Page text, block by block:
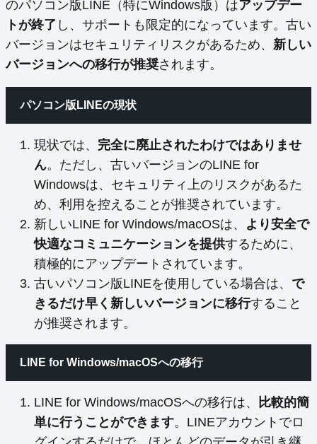
のパソコン版LINE（特にWindows版）はアップデー
トが終了 し、サポートも限定的になっています。古い
バージョンはセキュリティリスクがあるため、 新しい
バージョンへの移行が推奨されます。
パソコン版LINEの現状
現状では、 完全に廃止されたわけではありませ
ん。ただし、古いバージョンのLINE for
Windowsは、セキュリティ上のリスクがあるた
め、利用を控えることが推奨されています。
新しいLINE for Windows/macOSは、 より安全で
快適なコミュニケーションを提供するために、
積極的にアップデートされています。
古いパソコン版LINEを使用している場合は、 で
きるだけ早く新しいバージョンに移行すること
が推奨されます。
LINE for Windows/macOSへの移行
LINE for Windows/macOSへの移行は、
比較的簡
単に行うことができます。LINEアカウントでロ